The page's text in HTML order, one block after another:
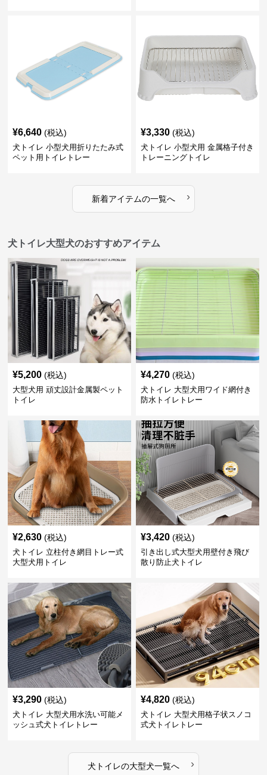
¥6,640 (税込)
犬トイレ 小型犬用折りたたみ式
ペット用トイレトレー
¥3,330 (税込)
犬トイレ 小型犬用 金属格子付き
トレーニングトイレ
新着アイテムの一覧へ ›
犬トイレ大型犬のおすすめアイテム
¥5,200 (税込)
大型犬用 頑丈設計金属製ペット
トイレ
¥4,270 (税込)
犬トイレ 大型犬用ワイド網付き
防水トイレトレー
¥2,630 (税込)
犬トイレ 立柱付き網目トレー式
大型犬用トイレ
¥3,420 (税込)
引き出し式大型犬用壁付き飛び
散り防止犬トイレ
¥3,290 (税込)
犬トイレ 大型犬用水洗い可能メ
ッシュ式犬トイレトレー
¥4,820 (税込)
犬トイレ 大型犬用格子状スノコ
式犬トイレトレー
犬トイレの大型犬一覧へ ›